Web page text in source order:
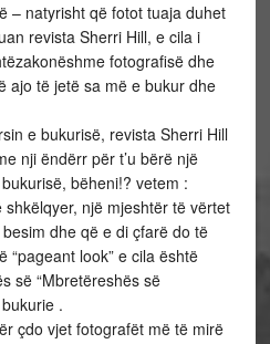
– natyrisht që fotot tuaja duhet
revista Sherri Hill, e cila i
fotografisë dhe
ajo të jetë sa më e bukur dhe
e bukurisë, revista Sherri Hill
nji ëndërr për t’u bërë një
bëheni!? vetem :
një mjeshtër të vërtet
dhe që e di çfarë do të
“pageant look” e cila është
së “Mbretëreshës së
.
çdo vjet fotografët më të mirë